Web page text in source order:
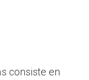
consiste en